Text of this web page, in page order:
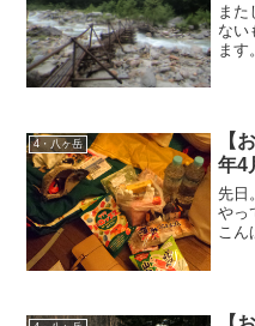
ま
ない
ます
グ
4・八ヶ岳
【
年4
先日
やっ
こん
さ
た